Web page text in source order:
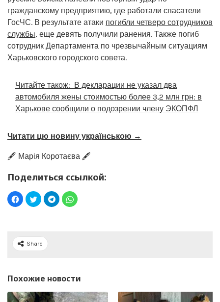
гражданскому предприятию, где работали спасатели
ГосЧС. В результате атаки погибли четверо сотрудников
службы, еще девять получили ранения. Также погиб
сотрудник Департамента по чрезвычайным ситуациям
Харьковского городского совета.
Читайте також: В декларации не указал два
автомобиля жены стоимостью более 3,2 млн грн: в
Харькове сообщили о подозрении члену ЭКОПФЛ
Читати цю новину українською →
🖋️ Марія Коротаєва 🖋️
Поделиться ссылкой:
Share
Похожие новости